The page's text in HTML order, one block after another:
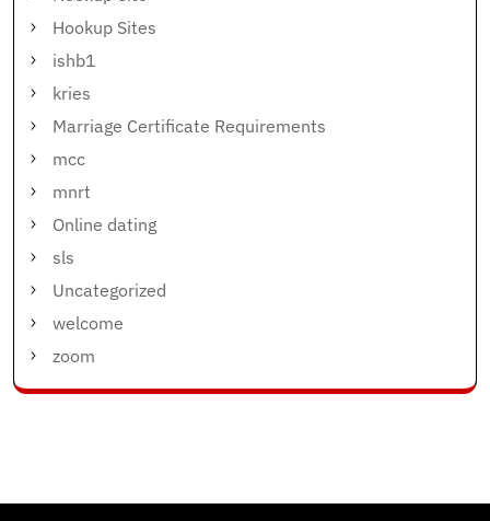
Hookup Sites
ishb1
kries
Marriage Certificate Requirements
mcc
mnrt
Online dating
sls
Uncategorized
welcome
zoom